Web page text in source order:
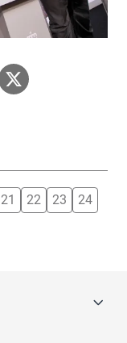
21 22 23
24